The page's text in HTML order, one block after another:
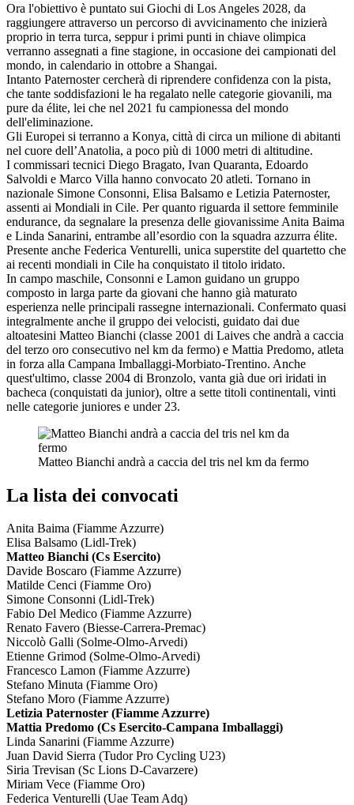
Ora l'obiettivo è puntato sui Giochi di Los Angeles 2028, da
raggiungere attraverso un percorso di avvicinamento che inizierà
proprio in terra turca, seppur i primi punti in chiave olimpica
verranno assegnati a fine stagione, in occasione dei campionati del
mondo, in calendario in ottobre a Shangai.
Intanto Paternoster cercherà di riprendere confidenza con la pista,
che tante soddisfazioni le ha regalato nelle categorie giovanili, ma
pure da élite, lei che nel 2021 fu campionessa del mondo
dell'eliminazione.
Gli Europei si terranno a Konya, città di circa un milione di abitanti
nel cuore dell’Anatolia, a poco più di 1000 metri di altitudine.
I commissari tecnici Diego Bragato, Ivan Quaranta, Edoardo
Salvoldi e Marco Villa hanno convocato 20 atleti. Tornano in
nazionale Simone Consonni, Elisa Balsamo e Letizia Paternoster,
assenti ai Mondiali in Cile. Per quanto riguarda il settore femminile
endurance, da segnalare la presenza delle giovanissime Anita Baima
e Linda Sanarini, entrambe all’esordio con la squadra azzurra élite.
Presente anche Federica Venturelli, unica superstite del quartetto che
ai recenti mondiali in Cile ha conquistato il titolo iridato.
In campo maschile, Consonni e Lamon guidano un gruppo
composto in larga parte da giovani che hanno già maturato
esperienza nelle principali rassegne internazionali. Confermato quasi
integralmente anche il gruppo dei velocisti, guidato dai due
altoatesini Matteo Bianchi (classe 2001 di Laives che andrà a caccia
del terzo oro consecutivo nel km da fermo) e Mattia Predomo, atleta
in forza alla Campana Imballaggi-Morbiato-Trentino. Anche
quest'ultimo, classe 2004 di Bronzolo, vanta già due ori iridati in
bacheca (conquistati da junior), oltre a sette titoli continentali, vinti
nelle categorie juniores e under 23.
Matteo Bianchi andrà a caccia del tris nel km da fermo
La lista dei convocati
Anita Baima (Fiamme Azzurre)
Elisa Balsamo (Lidl-Trek)
Matteo Bianchi (Cs Esercito)
Davide Boscaro (Fiamme Azzurre)
Matilde Cenci (Fiamme Oro)
Simone Consonni (Lidl-Trek)
Fabio Del Medico (Fiamme Azzurre)
Renato Favero (Biesse-Carrera-Premac)
Niccolò Galli (Solme-Olmo-Arvedi)
Etienne Grimod (Solme-Olmo-Arvedi)
Francesco Lamon (Fiamme Azzurre)
Stefano Minuta (Fiamme Oro)
Stefano Moro (Fiamme Azzurre)
Letizia Paternoster (Fiamme Azzurre)
Mattia Predomo (Cs Esercito-Campana Imballaggi)
Linda Sanarini (Fiamme Azzurre)
Juan David Sierra (Tudor Pro Cycling U23)
Siria Trevisan (Sc Lions D-Cavarzere)
Miriam Vece (Fiamme Oro)
Federica Venturelli (Uae Team Adq)